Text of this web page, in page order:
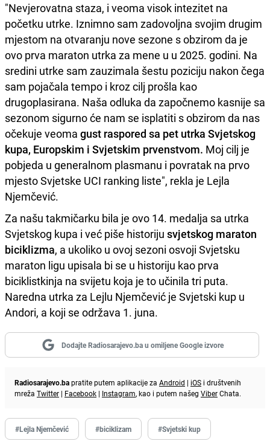
"Nevjerovatna staza, i veoma visok intezitet na
početku utrke. Iznimno sam zadovoljna svojim drugim
mjestom na otvaranju nove sezone s obzirom da je
ovo prva maraton utrka za mene u u 2025. godini. Na
sredini utrke sam zauzimala šestu poziciju nakon čega
sam pojačala tempo i kroz cilj prošla kao
drugoplasirana. Naša odluka da započnemo kasnije sa
sezonom sigurno će nam se isplatiti s obzirom da nas
očekuje veoma gust raspored sa pet utrka Svjetskog
kupa, Europskim i Svjetskim prvenstvom. Moj cilj je
pobjeda u generalnom plasmanu i povratak na prvo
mjesto Svjetske UCI ranking liste", rekla je Lejla
Njemčević.
Za našu takmičarku bila je ovo 14. medalja sa utrka
Svjetskog kupa i već piše historiju svjetskog maraton
biciklizma, a ukoliko u ovoj sezoni osvoji Svjetsku
maraton ligu upisala bi se u historiju kao prva
biciklistkinja na svijetu koja je to učinila tri puta.
Naredna utrka za Lejlu Njemčević je Svjetski kup u
Andori, a koji se održava 1. juna.
Dodajte Radiosarajevo.ba u omiljene Google izvore
Radiosarajevo.bapratite putem aplikacije za Android | iOS i društvenih
mreža Twitter | Facebook | Instagram, kao i putem našeg ViberChata.
#Lejla Njemčević #biciklizam #Svjetski kup